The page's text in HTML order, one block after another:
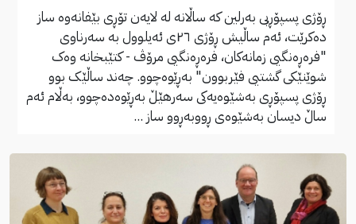
ڕۆژی پسپۆڕیی بەرلین کە ساڵانە لە لایەن تۆڕی بێفانەوە ساز
دەکرێت، ئەم ساڵیش ڕۆژی ٢٦ی ئەیلوول بە سەرناوی
"فرەڕەنگیی زمانەکان، فرەڕەنگیی مرۆڤ - کتێبخانە وەک
شوێنێکی گشتیی فێربوون" بەڕێوەچوو. چەند ساڵێک بوو
ڕۆژی پسپۆڕی بەشێوەیەکی سەرهێڵ بەڕێوەدەچوو، بەڵام ئەم
ساڵ دیسان بەشێوەی ڕووبەڕوو ساز ...